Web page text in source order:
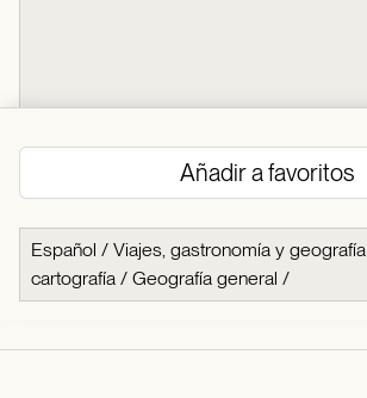
Añadir a favoritos
Español / Viajes, gastronomía y geografía
cartografía / Geografía general /